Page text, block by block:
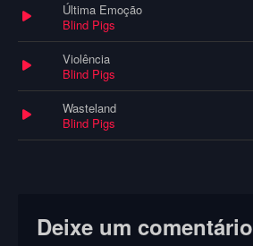
Última Emoção
Blind Pigs
Violência
Blind Pigs
Wasteland
Blind Pigs
Deixe um comentário